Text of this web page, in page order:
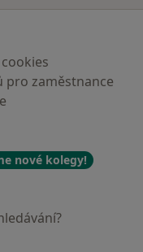
pro zaměstnance
nové kolegy!